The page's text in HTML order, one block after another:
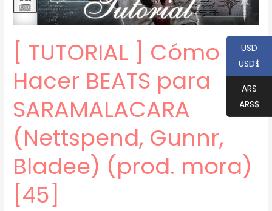
[ TUTORIAL ] Cómo
Hacer BEATS para
SARAMALACARA
(Nettspend, Gunnr,
Bladee) (prod. mora)
[45]
USD
USD$
ARS
ARS$